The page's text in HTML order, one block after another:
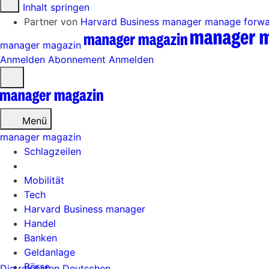
Zum Inhalt springen
Partner von Harvard Business manager manage
manager magazin
Anmelden Abonnement Anmelden
öffnen
Menü
Schlagzeilen
Mobilität
Tech
Harvard Business manager
Handel
Banken
Geldanlage
Börse
manager magazin